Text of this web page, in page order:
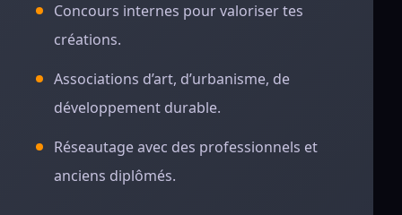
Concours internes pour valoriser tes
créations.
Associations d’art, d’urbanisme, de
développement durable.
Réseautage avec des professionnels et
anciens diplômés.